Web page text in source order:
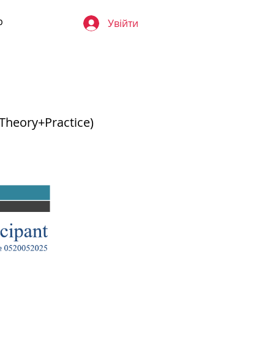
Увійти